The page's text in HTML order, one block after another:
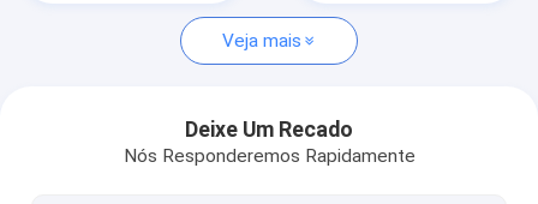
Racking da pálete da lágrima
Escolhendo arquivar
Veja mais
Deixe Um Recado
Nós Responderemos Rapidamente